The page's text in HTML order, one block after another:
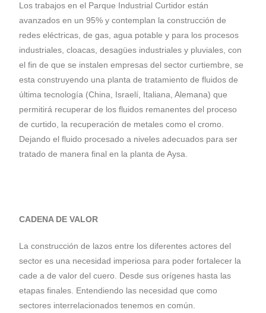
Los trabajos en el Parque Industrial Curtidor están
avanzados en un 95% y contemplan la construcción de
redes eléctricas, de gas, agua potable y para los procesos
industriales, cloacas, desagües industriales y pluviales, con
el fin de que se instalen empresas del sector curtiembre, se
esta construyendo una planta de tratamiento de fluidos de
última tecnología (China, Israelí, Italiana, Alemana) que
permitirá recuperar de los fluidos remanentes del proceso
de curtido, la recuperación de metales como el cromo.
Dejando el fluido procesado a niveles adecuados para ser
tratado de manera final en la planta de Aysa.
CADENA DE VALOR
La construcción de lazos entre los diferentes actores del
sector es una necesidad imperiosa para poder fortalecer la
cade a de valor del cuero. Desde sus orígenes hasta las
etapas finales. Entendiendo las necesidad que como
sectores interrelacionados tenemos en común.